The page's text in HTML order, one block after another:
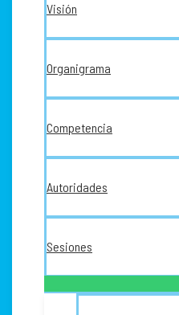
Visión
Organigrama
Competencia
Autoridades
Sesiones